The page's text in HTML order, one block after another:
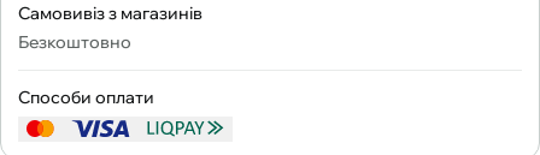
Самовивіз з магазинів
Безкоштовно
Способи оплати